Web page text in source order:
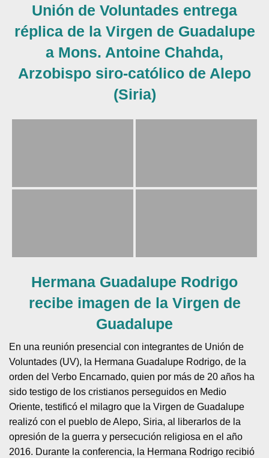
Unión de Voluntades entrega
réplica de la Virgen de Guadalupe
a Mons. Antoine Chahda,
Arzobispo siro-católico de Alepo
(Siria)
Hermana Guadalupe Rodrigo
recibe imagen de la Virgen de
Guadalupe
En una reunión presencial con integrantes de Unión de
Voluntades (UV), la Hermana Guadalupe Rodrigo, de la
orden del Verbo Encarnado, quien por más de 20 años ha
sido testigo de los cristianos perseguidos en Medio
Oriente, testificó el milagro que la Virgen de Guadalupe
realizó con el pueblo de Alepo, Siria, al liberarlos de la
opresión de la guerra y persecución religiosa en el año
2016. Durante la conferencia, la Hermana Rodrigo recibió